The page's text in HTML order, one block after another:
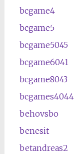
bcgame4
bcgame5
bcgame5045
bcgame6041
bcgame8043
bcgames4044
behovsbo
benesit
betandreas2